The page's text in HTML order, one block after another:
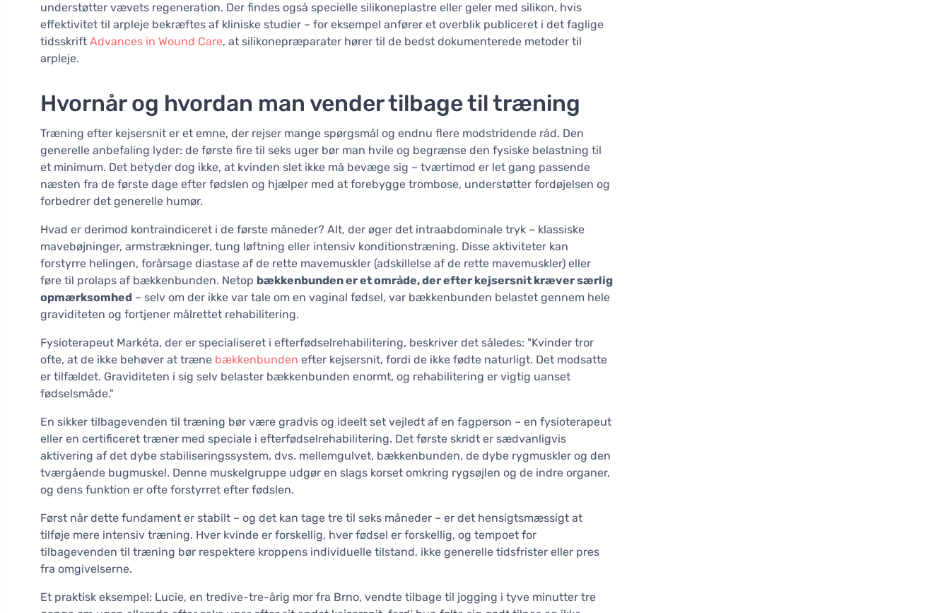
understøtter vævets regeneration. Der findes også specielle silikoneplastre eller geler med silikon, hvis
effektivitet til arpleje bekræftes af kliniske studier – for eksempel anfører et overblik publiceret i det faglige
tidsskrift Advances in Wound Care, at silikonepræparater hører til de bedst dokumenterede metoder til
arpleje.
Hvornår og hvordan man vender tilbage til træning
Træning efter kejsersnit er et emne, der rejser mange spørgsmål og endnu flere modstridende råd. Den
generelle anbefaling lyder: de første fire til seks uger bør man hvile og begrænse den fysiske belastning til
et minimum. Det betyder dog ikke, at kvinden slet ikke må bevæge sig – tværtimod er let gang passende
næsten fra de første dage efter fødslen og hjælper med at forebygge trombose, understøtter fordøjelsen og
forbedrer det generelle humør.
Hvad er derimod kontraindiceret i de første måneder? Alt, der øger det intraabdominale tryk – klassiske
mavebøjninger, armstrækninger, tung løftning eller intensiv konditionstræning. Disse aktiviteter kan
forstyrre helingen, forårsage diastase af de rette mavemuskler (adskillelse af de rette mavemuskler) eller
føre til prolaps af bækkenbunden. Netop bækkenbunden er et område, der efter kejsersnit kræver særlig
opmærksomhed – selv om der ikke var tale om en vaginal fødsel, var bækkenbunden belastet gennem hele
graviditeten og fortjener målrettet rehabilitering.
Fysioterapeut Markéta, der er specialiseret i efterfødselrehabilitering, beskriver det således: "Kvinder tror
ofte, at de ikke behøver at træne bækkenbunden efter kejsersnit, fordi de ikke fødte naturligt. Det modsatte
er tilfældet. Graviditeten i sig selv belaster bækkenbunden enormt, og rehabilitering er vigtig uanset
fødselsmåde."
En sikker tilbagevenden til træning bør være gradvis og ideelt set vejledt af en fagperson – en fysioterapeut
eller en certificeret træner med speciale i efterfødselrehabilitering. Det første skridt er sædvanligvis
aktivering af det dybe stabiliseringssystem, dvs. mellemgulvet, bækkenbunden, de dybe rygmuskler og den
tværgående bugmuskel. Denne muskelgruppe udgør en slags korset omkring rygsøjlen og de indre organer,
og dens funktion er ofte forstyrret efter fødslen.
Først når dette fundament er stabilt – og det kan tage tre til seks måneder – er det hensigtsmæssigt at
tilføje mere intensiv træning. Hver kvinde er forskellig, hver fødsel er forskellig, og tempoet for
tilbagevenden til træning bør respektere kroppens individuelle tilstand, ikke generelle tidsfrister eller pres
fra omgivelserne.
Et praktisk eksempel: Lucie, en tredive-tre-årig mor fra Brno, vendte tilbage til jogging i tyve minutter tre